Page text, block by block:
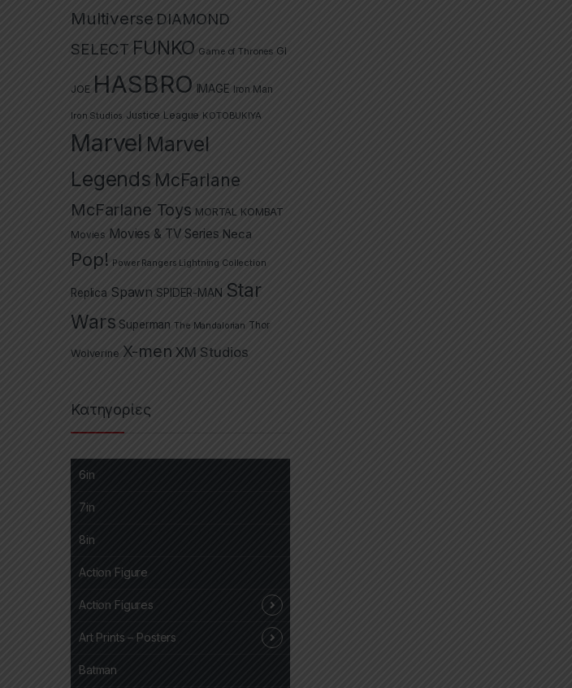
Multiverse DIAMOND
SELECT FUNKO Game of Thrones GI
JOE HASBRO IMAGE Iron Man
Iron Studios Justice League KOTOBUKIYA
Marvel Marvel
Legends McFarlane
McFarlane Toys MORTAL KOMBAT
Movies Movies & TV Series Neca
Pop! Power Rangers Lightning Collection
Replica Spawn SPIDER-MAN Star
Wars Superman The Mandalorian Thor
Wolverine X-men XM Studios
Κατηγορίες
6in
7in
8in
Action Figure
Action Figures
Art Prints – Posters
Batman